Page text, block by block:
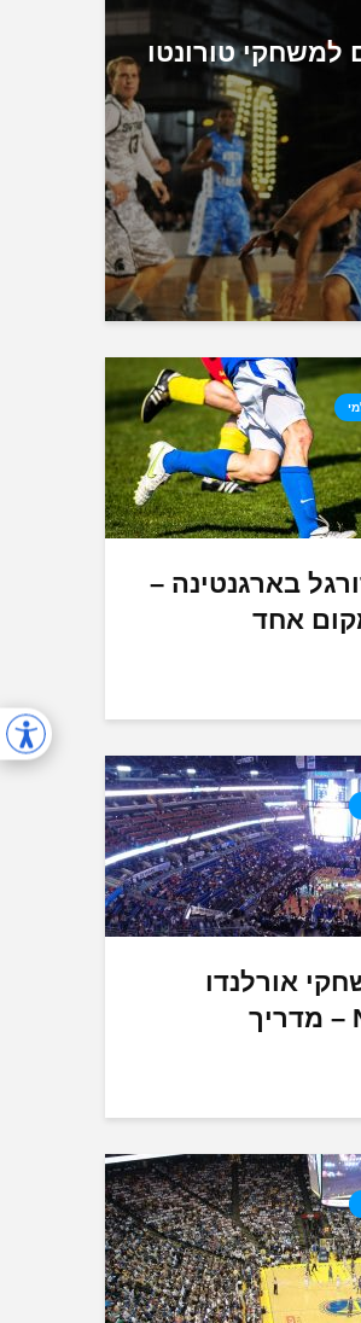
למשחקי טורונטו
בארגנטינה –
אחד
אורלנדו